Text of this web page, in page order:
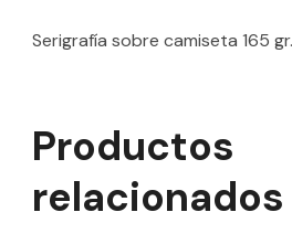
Serigrafía sobre camiseta 165
Productos
relacionados